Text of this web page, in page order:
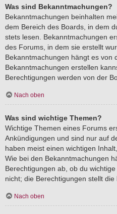
Was sind Bekanntmachungen?
Bekanntmachungen beinhalten
dem Bereich des Boards, in dem
stets lesen. Bekanntmachungen
des Forums, in dem sie erstellt
Bekanntmachungen hängt es von
Bekanntmachungen erstellen
Berechtigungen werden von der
Nach oben
Was sind wichtige Themen?
Wichtige Themen eines Forums
Ankündigungen und sind nur auf
haben meist einen wichtigen
Wie bei den Bekanntmachungen
Berechtigungen ab, ob du
nicht; die Berechtigungen stellt die
Nach oben